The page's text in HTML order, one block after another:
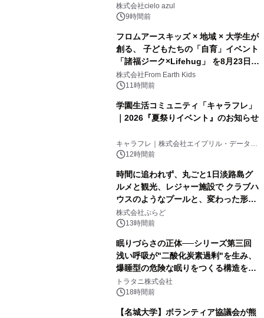
株式会社cielo azul
9時間前
フロムアースキッズ × 地域 × 大学生が
創る、 子どもたちの「自育」イベント
「諸福ジーク×Lifehug」 を8月23日
(日)開催
株式会社From Earth Kids
11時間前
学園生活コミュニティ「キャラフレ」
｜2026『夏祭りイベント』のお知らせ
キャラフレ｜株式会社エイプリル・データ・
デザインズ
12時間前
時間に追われず、丸ごと1日淡路島グ
ルメと観光、レジャー施設で クラブハ
ウスのようなプールと、変わった形の
サウナも 「THE BOXY AWAJI」のお
得な素泊まり連泊プランで
株式会社ぷらど
13時間前
眠りづらさの正体──シリーズ第三回
浅い呼吸が"二酸化炭素過剰"を生み、
爆睡型の危険な眠りをつくる構造を解
説
トラタニ株式会社
18時間前
【名城大学】ボランティア協議会が熊